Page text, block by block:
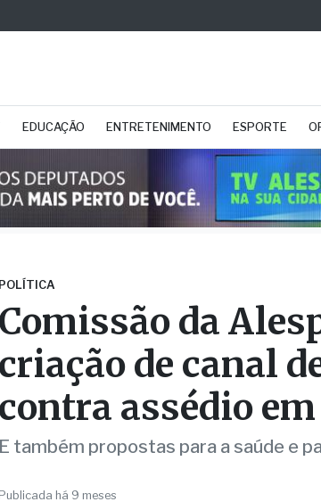
EDUCAÇÃO ENTRETENIMENTO ESPORTE
POLÍTICA
Comissão da
criação de canal